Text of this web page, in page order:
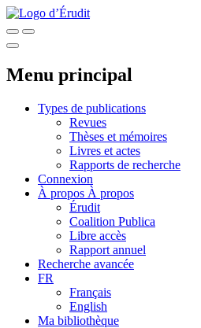
Menu principal
Types de publications
Revues
Thèses et mémoires
Livres et actes
Rapports de recherche
Connexion
À propos À propos
Érudit
Coalition Publica
Libre accès
Rapport annuel
Recherche avancée
FR
Français
English
Ma bibliothèque